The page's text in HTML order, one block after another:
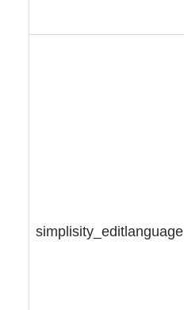
simplisity_editlanguage